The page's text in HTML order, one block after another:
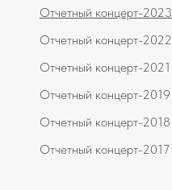
Отчетный концерт-2023
Отчетный концерт-2022
Отчетный концерт-2021
Отчетный концерт-2019
Отчетный концерт-2018
Отчетный концерт-2017